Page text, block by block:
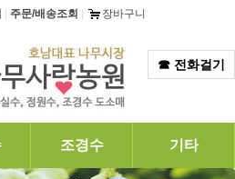
주문/배송조회 장바구니
☎ 전화걸기
조경수 기타